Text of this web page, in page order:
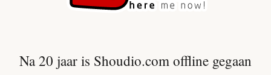
Na 20 jaar is Shoudio.com offline gegaan